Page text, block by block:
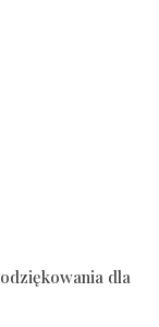
dla